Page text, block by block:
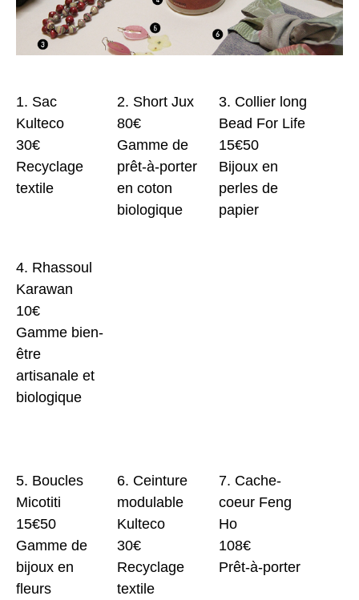
1. Sac
Kulteco
30€
Recyclage
textile
2. Short Jux
80€
Gamme de
prêt-à-porter
en coton
biologique
3. Collier long
Bead For Life
15€50
Bijoux en
perles de
papier
4. Rhassoul
Karawan
10€
Gamme bien-
être
artisanale et
biologique
5. Boucles
Micotiti
15€50
Gamme de
bijoux en
fleurs
6. Ceinture
modulable
Kulteco
30€
Recyclage
textile
7. Cache-
coeur Feng
Ho
108€
Prêt-à-porter